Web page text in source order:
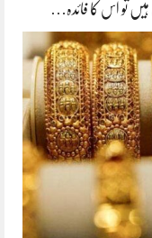
تو اس کا فائدہ…